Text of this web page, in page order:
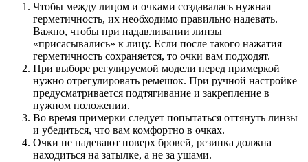
Чтобы между лицом и очками создавалась нужная
герметичность, их необходимо правильно надевать.
Важно, чтобы при надавливании линзы
«присасывались» к лицу. Если после такого нажатия
герметичность сохраняется, то очки вам подходят.
При выборе регулируемой модели перед примеркой
нужно отрегулировать ремешок. При ручной настройке
предусматривается подтягивание и закрепление в
нужном положении.
Во время примерки следует попытаться оттянуть линзы
и убедиться, что вам комфортно в очках.
Очки не надевают поверх бровей, резинка должна
находиться на затылке, а не за ушами.